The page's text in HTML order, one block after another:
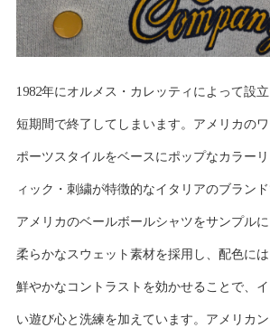
1982年にオルメス・カレッティによって設
短期間で終了してしまいます。アメリカの
ポーツスタイルをベースにポップなカラー
ィック・刺繍が特徴的なイタリアのブランド
アメリカのベールボールシャツをサンプル
柔らかなスウェット素材を採用し、配色に
鮮やかなコントラストを効かせることで、
い遊び心と洗練を加えています。アメリカ